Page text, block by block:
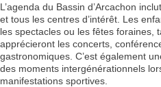
L’agenda du Bassin d’Arcachon
et tous les centres d’intérêt. Les
les spectacles ou les fêtes foraines,
apprécieront les concerts,
gastronomiques. C’est également
des moments intergénérationnels
manifestations sportives.